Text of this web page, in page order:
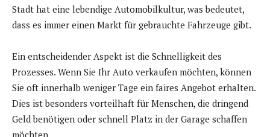
Stadt hat eine lebendige Automobilkultur, was bedeutet,
dass es immer einen Markt für gebrauchte Fahrzeuge gibt.
Ein entscheidender Aspekt ist die Schnelligkeit des
Prozesses. Wenn Sie Ihr Auto verkaufen möchten, können
Sie oft innerhalb weniger Tage ein faires Angebot erhalten.
Dies ist besonders vorteilhaft für Menschen, die dringend
Geld benötigen oder schnell Platz in der Garage schaffen
möchten.